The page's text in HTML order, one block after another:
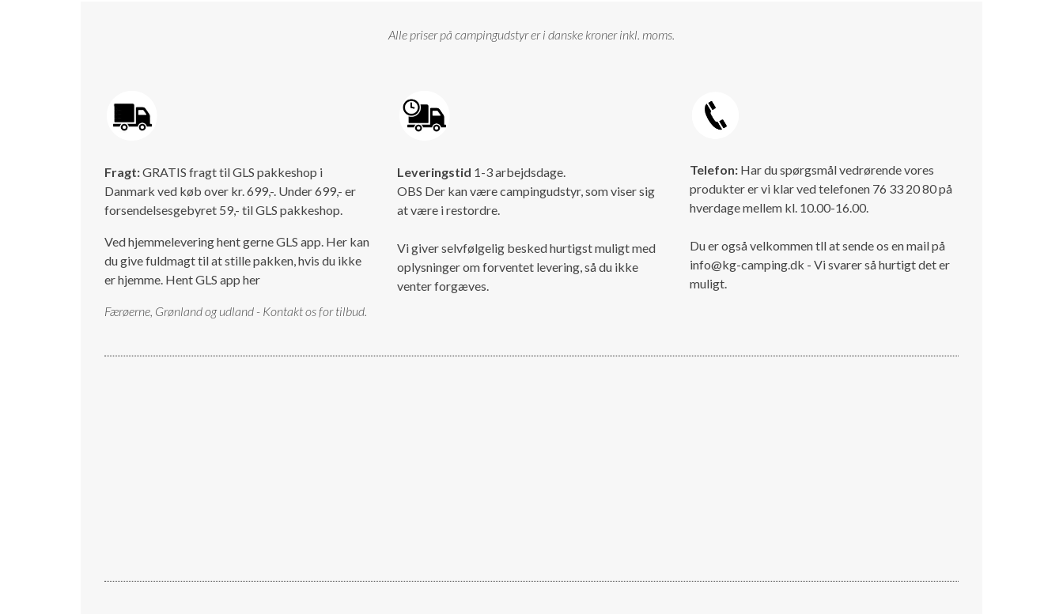
Alle priser på campingudstyr er i danske kroner inkl. moms.
Fragt:GRATIS fragt til GLS pakkeshop i
Danmark ved køb over kr. 699,-. Under 699,- er
forsendelsesgebyret 59,- til GLS pakkeshop.
Ved hjemmelevering hent gerne GLS app. Her kan
du give fuldmagt til at stille pakken, hvis du ikke
er hjemme. Hent GLS app her
Færøerne, Grønland og udland - Kontakt os for tilbud.
Leveringstid 1-3 arbejdsdage.
OBS Der kan være campingudstyr, som viser sig
at være i restordre.
Vi giver selvfølgelig besked hurtigst muligt med
oplysninger om forventet levering, så du ikke
venter forgæves.
Telefon: Har du spørgsmål vedrørende vores
produkter er vi klar ved telefonen 76 33 20 80 på
hverdage mellem kl. 10.00-16.00.
Du er også velkommen tll at sende os en mail på
info@kg-camping.dk - Vi svarer så hurtigt det er
muligt.